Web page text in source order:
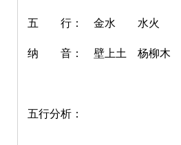
五 行： 金水 水火
纳 音： 壁上土 杨柳木
五行分析：